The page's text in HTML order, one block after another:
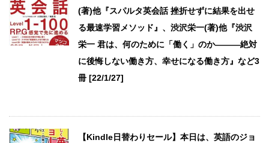
(著)他『スパルタ英会話 挫折せずに結果を出せ
る最速学習メソッド』、渋沢栄一(著)他『渋沢
栄一 君は、何のために「働く」のか―――絶対
に後悔しない働き方、幸せになる働き方』など3
冊 [22/1/27]
【Kindle日替わりセール】本日は、英語のジョ